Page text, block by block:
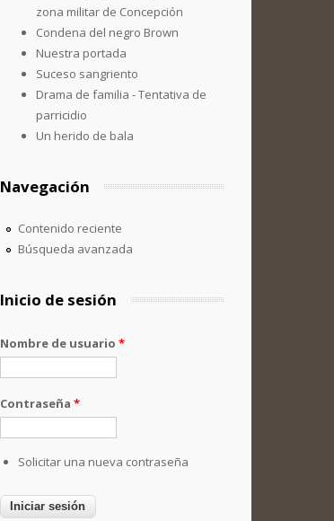
zona militar de Concepción
Condena del negro Brown
Nuestra portada
Suceso sangriento
Drama de familia - Tentativa de
parricidio
Un herido de bala
Navegación
Contenido reciente
Búsqueda avanzada
Inicio de sesión
Nombre de usuario *
Contraseña *
Solicitar una nueva contraseña